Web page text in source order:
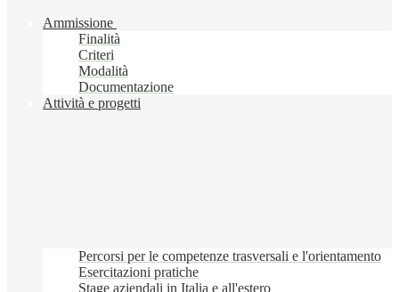
Ammissione
Finalità
Criteri
Modalità
Documentazione
Attività e progetti
Percorsi per le competenze trasversali e l'orientamento
Esercitazioni pratiche
Stage aziendali in Italia e all'estero